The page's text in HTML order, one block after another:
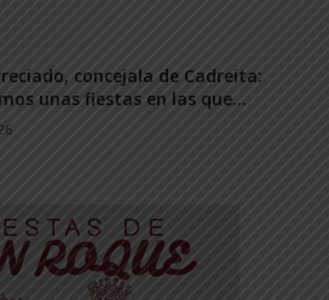
concejala de Cadreita:
unas fiestas en las que...